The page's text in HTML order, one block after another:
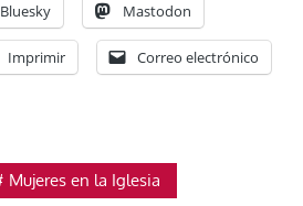
Bluesky Mastodon
Imprimir Correo electrónico
Mujeres en la Iglesia